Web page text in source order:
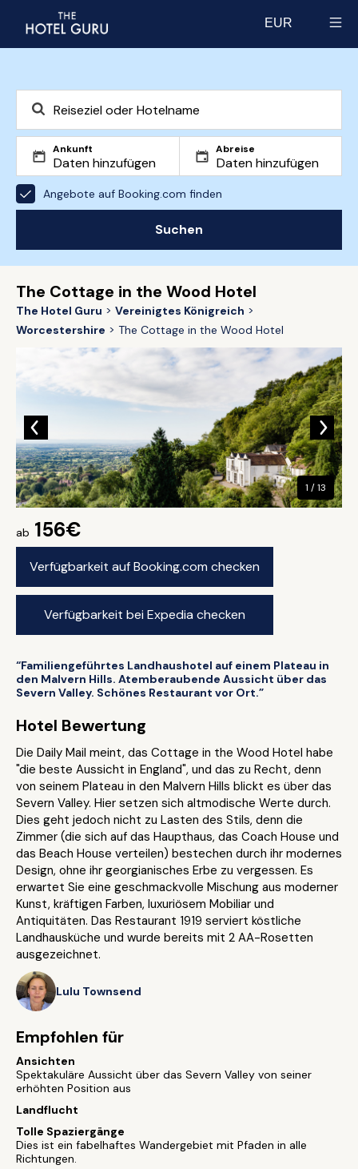
EUR
Ankunft Abreise
Angebote auf Booking.com finden
Suchen
The Cottage in the Wood Hotel
The Hotel Guru
Vereinigtes Königreich
Worcestershire
The Cottage in the Wood Hotel
ab 156€
Verfügbarkeit auf Booking.com checken
Verfügbarkeit bei Expedia checken
1 / 13
“Familiengeführtes Landhaushotel auf einem Plateau in
den Malvern Hills. Atemberaubende Aussicht über das
Severn Valley. Schönes Restaurant vor Ort.”
Hotel Bewertung
Die Daily Mail meint, das Cottage in the Wood Hotel habe
"die beste Aussicht in England", und das zu Recht, denn
von seinem Plateau in den Malvern Hills blickt es über das
Severn Valley. Hier setzen sich altmodische Werte durch.
Dies geht jedoch nicht zu Lasten des Stils, denn die
Zimmer (die sich auf das Haupthaus, das Coach House und
das Beach House verteilen) bestechen durch ihr modernes
Design, ohne ihr georgianisches Erbe zu vergessen. Es
erwartet Sie eine geschmackvolle Mischung aus moderner
Kunst, kräftigen Farben, luxuriösem Mobiliar und
Antiquitäten. Das Restaurant 1919 serviert köstliche
Landhausküche und wurde bereits mit 2 AA-Rosetten
ausgezeichnet.
Lulu Townsend
Empfohlen für
Ansichten
Spektakuläre Aussicht über das Severn Valley von seiner
erhöhten Position aus
Landflucht
Tolle Spaziergänge
Dies ist ein fabelhaftes Wandergebiet mit Pfaden in alle
Richtungen.